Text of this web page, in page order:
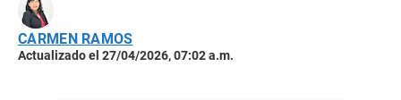
CARMEN RAMOS
Actualizado el 27/04/2026, 07:02 a.m.